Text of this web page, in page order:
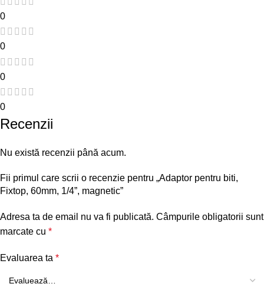
0
0
0
0
Recenzii
Nu există recenzii până acum.
Fii primul care scrii o recenzie pentru „Adaptor pentru biti,
Fixtop, 60mm, 1/4”, magnetic”
Adresa ta de email nu va fi publicată. Câmpurile obligatorii sunt
marcate cu *
Evaluarea ta *